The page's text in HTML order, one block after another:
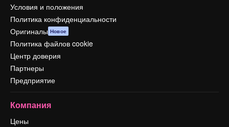
Условия и положения
Политика конфиденциальности
Оригиналы Новое
Политика файлов cookie
Центр доверия
Партнеры
Предприятие
Компания
Цены